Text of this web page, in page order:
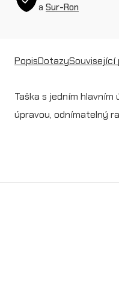
a Sur-Ron
PopisDotazySouvisející
Taška s jedním
úpravou, odnímatelný